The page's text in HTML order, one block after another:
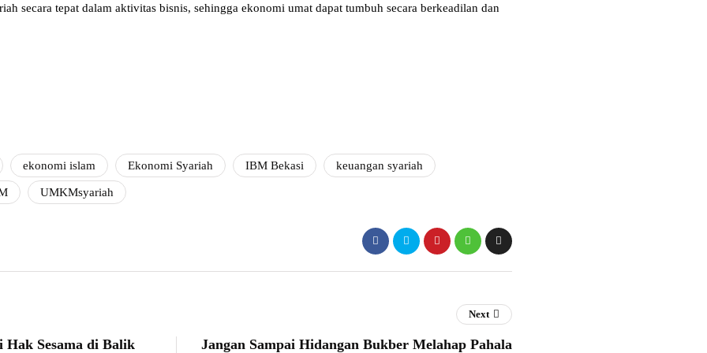
secara tepat dalam aktivitas bisnis, sehingga ekonomi umat dapat tumbuh secara berkeadilan dan
ekonomi islam Ekonomi Syariah IBM Bekasi keuangan syariah
UMKMsyariah
Sesama di Balik
Next
Jangan Sampai Hidangan Bukber Melahap Pahala